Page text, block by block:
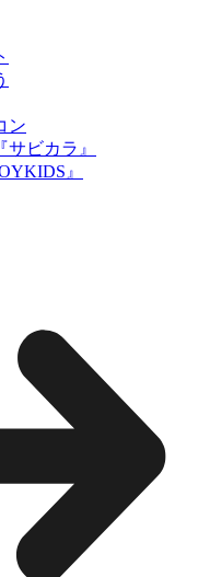
ン
ビカラ』
』